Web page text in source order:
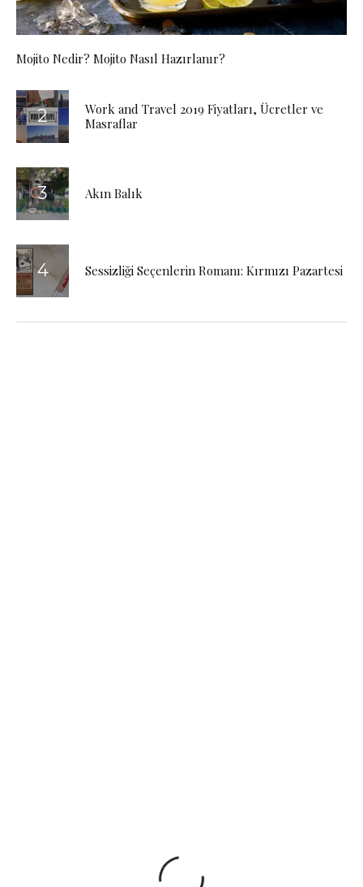
Mojito Nedir? Mojito Nasıl Hazırlanır?
Work and Travel 2019 Fiyatları, Ücretler ve
Masraflar
Akın Balık
Sessizliği Seçenlerin Romanı: Kırmızı Pazartesi